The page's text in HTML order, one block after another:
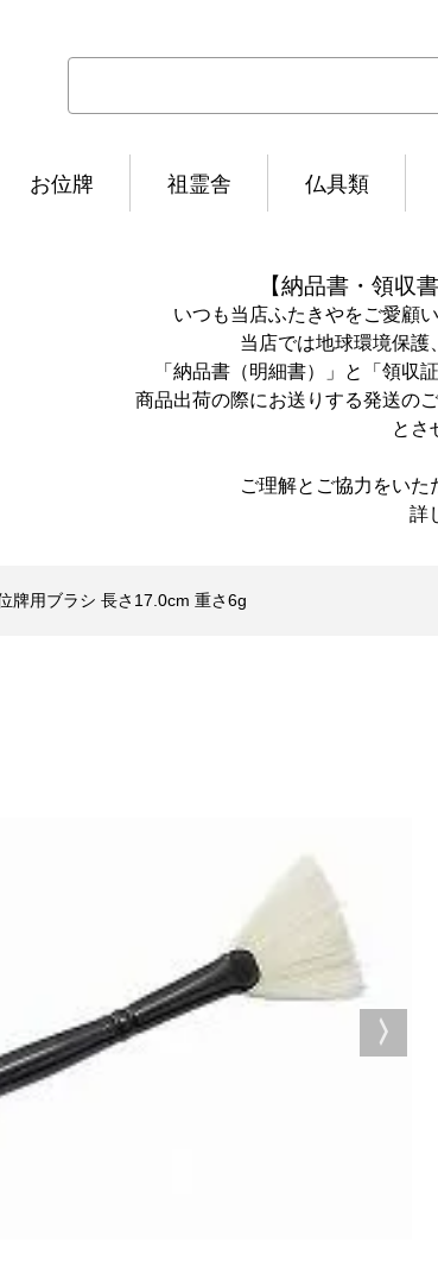
お位牌 祖霊舎 仏具類
【納品書・領収
いつも当店ふたきやをご愛顧
当店では地球環境保護
「納品書（明細書）」と「領収
商品出荷の際にお送りする発送の
とさ
ご理解とご協力をいた
詳
牌用ブラシ 長さ17.0cm 重さ6g